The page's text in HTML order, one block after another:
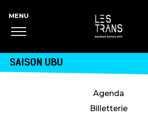
SAISON UBU
Agenda
Billetterie